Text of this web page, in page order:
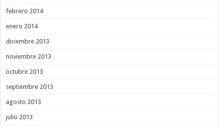
febrero 2014
enero 2014
diciembre 2013
noviembre 2013
octubre 2013
septiembre 2013
agosto 2013
julio 2013